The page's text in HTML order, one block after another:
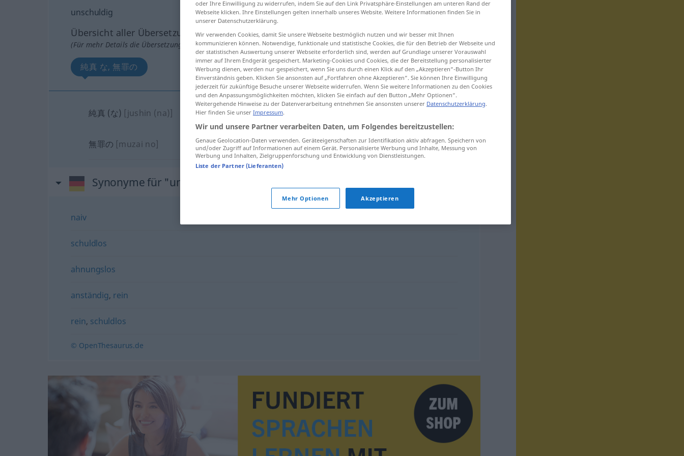
unschuldig
Übersicht aller Übersetzungen
(Für mehr Details die Übersetzung anklicken/antippen)
純真 な, 無罪の
純真 (な) [jushin (na)]
無罪の [muzai no] unschuldig JUR
Synonyme für "unschuldig"
naiv
schuldlos
ahnungslos
anständig, rein
rein, schuldlos
© OpenThesaurus.de
oder Ihre Einwilligung zu widerrufen, indem Sie auf den Link Privatsphäre-Einstellungen am unteren Rand der
Webseite klicken. Ihre Einstellungen gelten innerhalb unseres Website. Weitere Informationen finden Sie in
unserer Datenschutzerklärung.
Wir verwenden Cookies, damit Sie unsere Webseite bestmöglich nutzen und wir besser mit Ihnen
kommunizieren können. Notwendige, funktionale und statistische Cookies, die für den Betrieb der Webseite und
der statistischen Auswertung unserer Webseite erforderlich sind, werden auf Grundlage unserer Vorauswahl
immer auf Ihrem Endgerät gespeichert. Marketing-Cookies und Cookies, die der Bereitstellung personalisierter
Werbung dienen, werden nur gespeichert, wenn Sie uns durch einen Klick auf den „Akzeptieren“-Button Ihr
Einverständnis geben. Klicken Sie ansonsten auf „Fortfahren ohne Akzeptieren“. Sie können Ihre Einwilligung
jederzeit für zukünftige Besuche unserer Webseite widerrufen. Wenn Sie weitere Informationen zu den Cookies
und den Anpassungsmöglichkeiten möchten, klicken Sie einfach auf den Button „Mehr Optionen“.
Weitergehende Hinweise zu der Datenverarbeitung entnehmen Sie ansonsten unserer Datenschutzerklärung.
Hier finden Sie unser Impressum.
Wir und unsere Partner verarbeiten Daten, um Folgendes bereitzustellen:
Genaue Geolocation-Daten verwenden. Geräteeigenschaften zur Identifikation aktiv abfragen. Speichern von
und/oder Zugriff auf Informationen auf einem Gerät. Personalisierte Werbung und Inhalte, Messung von
Werbung und Inhalten, Zielgruppenforschung und Entwicklung von Dienstleistungen.
Liste der Partner (Lieferanten)
Mehr Optionen Akzeptieren